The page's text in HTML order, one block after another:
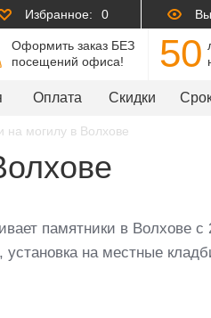
Избранное: 0
Оформить заказ БЕЗ
посещений офиса!
50
Оплата Скидки
на могилу в Волхове
памятники в Волхове
на местные